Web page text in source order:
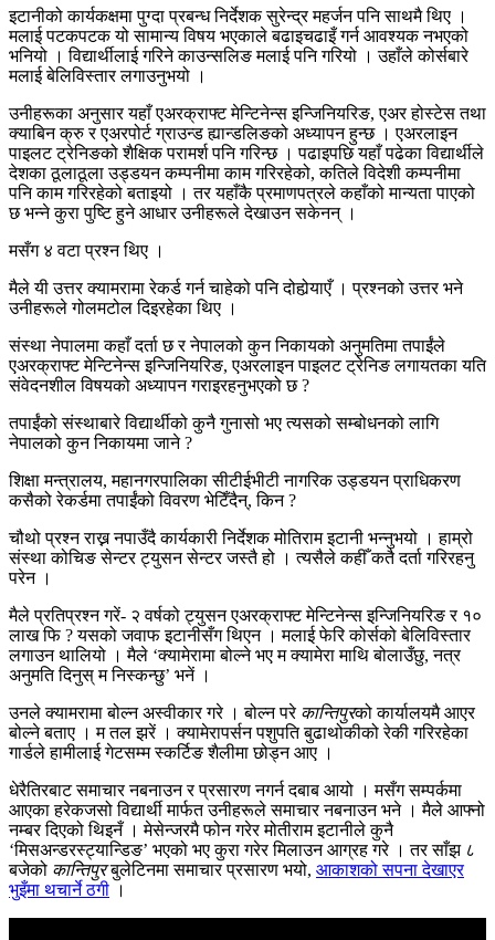
इटानीको कार्यकक्षमा पुग्दा प्रबन्ध निर्देशक सुरेन्द्र महर्जन पनि साथमै थिए ।
मलाई पटकपटक यो सामान्य विषय भएकाले बढाइचढाइँ गर्न आवश्यक नभएको
भनियो । विद्यार्थीलाई गरिने काउन्सलिङ मलाई पनि गरियो । उहाँले कोर्सबारे
मलाई बेलिविस्तार लगाउनुभयो ।
उनीहरूका अनुसार यहाँ एअरक्राफ्ट मेन्टिनेन्स इन्जिनियरिङ, एअर होस्टेस तथा
क्याबिन क्रु र एअरपोर्ट ग्राउन्ड ह्यान्डलिङको अध्यापन हुन्छ । एअरलाइन
पाइलट ट्रेनिङको शैक्षिक परामर्श पनि गरिन्छ । पढाइपछि यहाँ पढेका विद्यार्थीले
देशका ठूलाठूला उड्डयन कम्पनीमा काम गरिरहेको, कतिले विदेशी कम्पनीमा
पनि काम गरिरहेको बताइयो । तर यहाँकै प्रमाणपत्रले कहाँको मान्यता पाएको
छ भन्ने कुरा पुष्टि हुने आधार उनीहरूले देखाउन सकेनन् ।
मसँग ४ वटा प्रश्न थिए ।
मैले यी उत्तर क्यामरामा रेकर्ड गर्न चाहेको पनि दोहोर्‍याएँ । प्रश्नको उत्तर भने
उनीहरूले गोलमटोल दिइरहेका थिए ।
संस्था नेपालमा कहाँ दर्ता छ र नेपालको कुन निकायको अनुमतिमा तपाईंले
एअरक्राफ्ट मेन्टिनेन्स इन्जिनियरिङ, एअरलाइन पाइलट ट्रेनिङ लगायतका यति
संवेदनशील विषयको अध्यापन गराइरहनुभएको छ ?
तपाईंको संस्थाबारे विद्यार्थीको कुनै गुनासो भए त्यसको सम्बोधनको लागि
नेपालको कुन निकायमा जाने ?
शिक्षा मन्त्रालय, महानगरपालिका सीटीईभीटी नागरिक उड्डयन प्राधिकरण
कसैको रेकर्डमा तपाईंको विवरण भेटिँदैन्, किन ?
चौथो प्रश्न राख्न नपाउँदै कार्यकारी निर्देशक मोतिराम इटानी भन्नुभयो । हाम्रो
संस्था कोचिङ सेन्टर ट्युसन सेन्टर जस्तै हो । त्यसैले कहीँ कतै दर्ता गरिरहनु
परेन ।
मैले प्रतिप्रश्न गरें- २ वर्षको ट्युसन एअरक्राफ्ट मेन्टिनेन्स इन्जिनियरिङ र १०
लाख फि ? यसको जवाफ इटानीसँग थिएन । मलाई फेरि कोर्सको बेलिविस्तार
लगाउन थालियो । मैले ‘क्यामेरामा बोल्ने भए म क्यामेरा माथि बोलाउँछु, नत्र
अनुमति दिनुस् म निस्कन्छु’ भनें ।
उनले क्यामरामा बोल्न अस्वीकार गरे । बोल्न परे कान्तिपुरको कार्यालयमै आएर
बोल्ने बताए । म तल झरें । क्यामेरापर्सन पशुपति बुढाथोकीको रेकी गरिरहेका
गार्डले हामीलाई गेटसम्म स्कर्टिङ शैलीमा छोड्न आए ।
धेरैतिरबाट समाचार नबनाउन र प्रसारण नगर्न दबाब आयो । मसँग सम्पर्कमा
आएका हरेकजसो विद्यार्थी मार्फत उनीहरूले समाचार नबनाउन भने । मैले आफ्नो
नम्बर दिएको थिइनँ । मेसेन्जरमै फोन गरेर मोतीराम इटानीले कुनै
‘मिसअन्डरस्ट्यान्डिङ’ भएको भए कुरा गरेर मिलाउन आग्रह गरे । तर साँझ ८
बजेको कान्तिपुरबुलेटिनमा समाचार प्रसारण भयो, आकाशको सपना देखाएर
भुइँमा थचार्ने ठगी ।